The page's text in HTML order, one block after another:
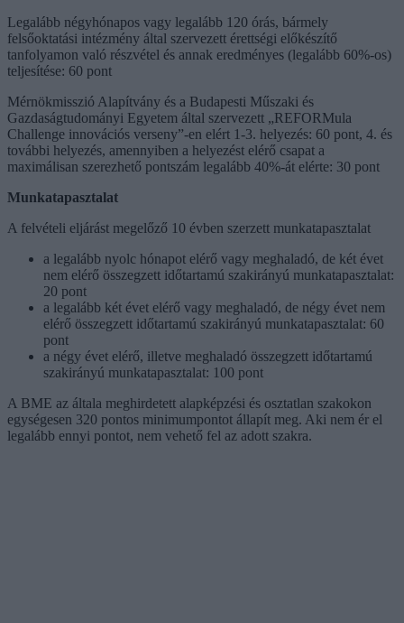
Legalább négyhónapos vagy legalább 120 órás, bármely
felsőoktatási intézmény által szervezett érettségi előkészítő
tanfolyamon való részvétel és annak eredményes (legalább 60%-os)
teljesítése: 60 pont
Mérnökmisszió Alapítvány és a Budapesti Műszaki és
Gazdaságtudományi Egyetem által szervezett „REFORMula
Challenge innovációs verseny”-en elért 1-3. helyezés: 60 pont, 4. és
további helyezés, amennyiben a helyezést elérő csapat a
maximálisan szerezhető pontszám legalább 40%-át elérte: 30 pont
Munkatapasztalat
A felvételi eljárást megelőző 10 évben szerzett munkatapasztalat
a legalább nyolc hónapot elérő vagy meghaladó, de két évet
nem elérő összegzett időtartamú szakirányú munkatapasztalat:
20 pont
a legalább két évet elérő vagy meghaladó, de négy évet nem
elérő összegzett időtartamú szakirányú munkatapasztalat: 60
pont
a négy évet elérő, illetve meghaladó összegzett időtartamú
szakirányú munkatapasztalat: 100 pont
A BME az általa meghirdetett alapképzési és osztatlan szakokon
egységesen 320 pontos minimumpontot állapít meg. Aki nem ér el
legalább ennyi pontot, nem vehető fel az adott szakra.